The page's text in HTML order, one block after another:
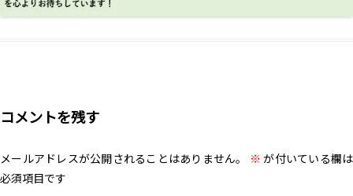
コメントを残す
メールアドレスが公開されることはありません。 ※ が付いている欄は
必須項目です